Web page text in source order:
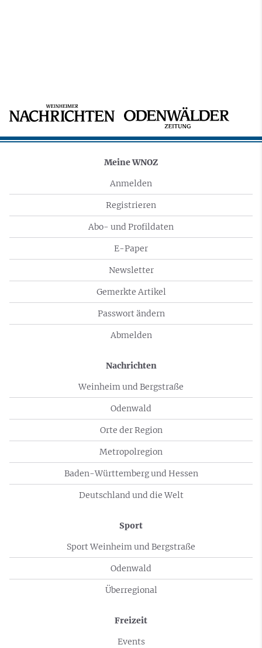
Meine WNOZ
Anmelden
Registrieren
Abo- und Profildaten
E-Paper
Newsletter
Gemerkte Artikel
Passwort ändern
Abmelden
Nachrichten
Weinheim und Bergstraße
Odenwald
Orte der Region
Metropolregion
Baden-Württemberg und Hessen
Deutschland und die Welt
Sport
Sport Weinheim und Bergstraße
Odenwald
Überregional
Freizeit
Events